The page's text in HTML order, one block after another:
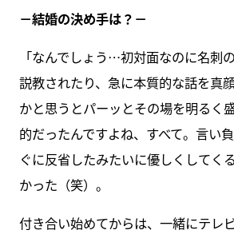
－結婚の決め手は？－
「なんでしょう…初対面なのに名刺
説教されたり、急に本質的な話を真
かと思うとパーッとその場を明るく
的だったんですよね、すべて。言い
ぐに反省したみたいに優しくしてく
かった（笑）。
付き合い始めてからは、一緒にテレ